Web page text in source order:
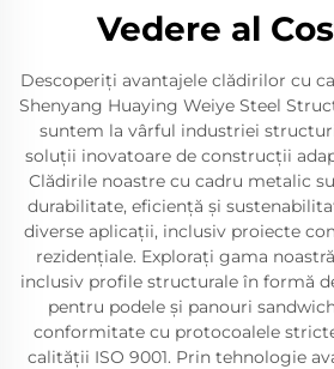
Vedere al
Descoperiți avantajele clădirilor cu
Shenyang Huaying Weiye Steel
suntem la vârful industriei
soluții inovatoare de construcții
Clădirile noastre cu cadru metalic
durabilitate, eficiență și
diverse aplicații, inclusiv proiecte
rezidențiale. Explorați gama
inclusiv profile structurale în formă
pentru podele și panouri
conformitate cu protocoalele
calității ISO 9001. Prin tehnologie